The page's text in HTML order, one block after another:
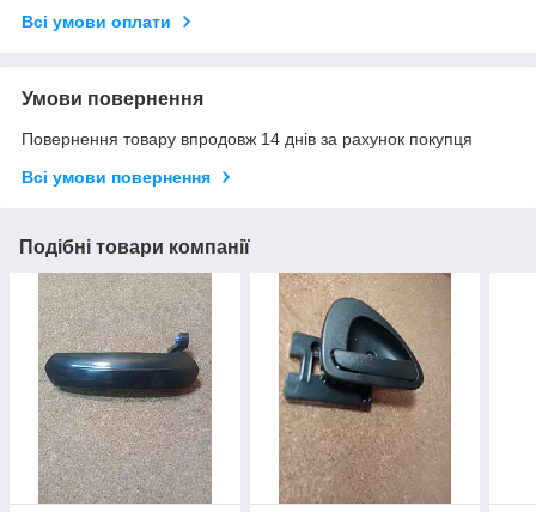
Всі умови оплати
Умови повернення
Повернення товару впродовж 14 днів за рахунок покупця
Всі умови повернення
Подібні товари компанії